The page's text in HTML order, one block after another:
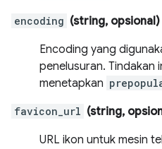
encoding (string, opsional)
Encoding yang
penelusuran. Tindakan
menetapkan
favicon_url (string,
URL ikon untuk mesin